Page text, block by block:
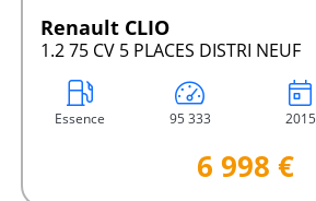
Renault CLIO
1.2 75 CV 5 PLACES DISTRI NEUF
Essence 95 333 2015
6 998 €